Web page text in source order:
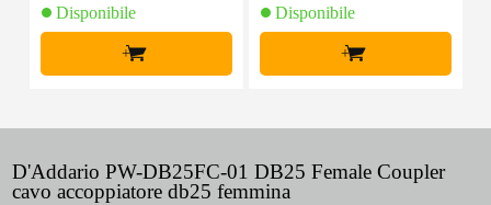
Disponibile
+
Disponibile
+
D'Addario PW-DB25FC-01 DB25 Female Coupler
cavo accoppiatore db25 femmina